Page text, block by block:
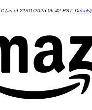
€ (as of 21/01/2025 06:42 PST- Details)